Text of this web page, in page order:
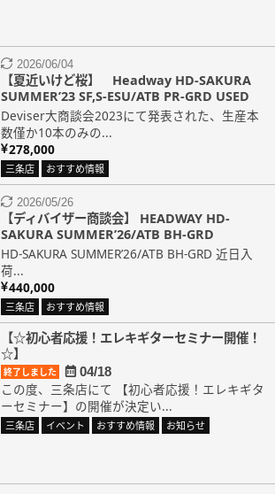
2026/06/04
【夏近いけど桜】 Headway HD-SAKURA
SUMMER’23 SF,S-ESU/ATB PR-GRD USED
Deviser大商談会2023にて発表された、生産本
数僅か10本のみの...
278,000
三条店 おすすめ情報
2026/05/26
【ディバイザー商談会】 HEADWAY HD-
SAKURA SUMMER’26/ATB BH-GRD
HD-SAKURA SUMMER’26/ATB BH-GRD 近日入
荷...
440,000
三条店 おすすめ情報
【☆初心者応援！エレキギターセミナー開催！
☆】
終了しました 04/18
この度、三条店にて 【初心者応援！エレキギタ
ーセミナー】の開催が決定い...
三条店 イベント おすすめ情報 お知らせ